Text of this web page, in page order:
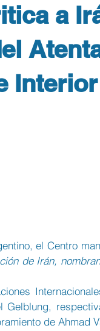
a
Interior
el Centro
de Irán,
Gelblung,
de Ahmad